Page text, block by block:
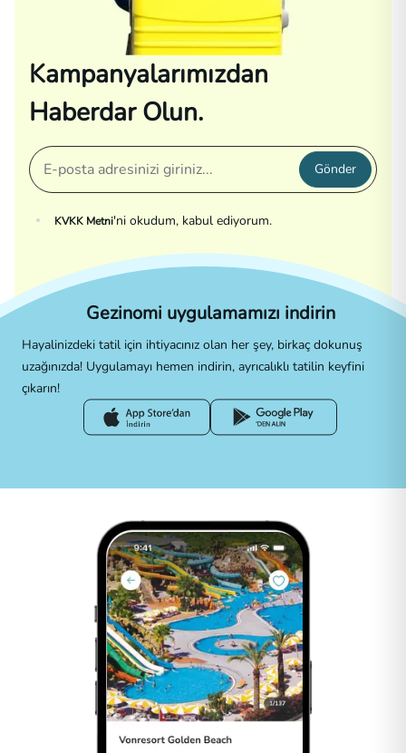
Kampanyalarımızdan
Haberdar Olun.
Gönder
KVKK Metni'ni okudum, kabul ediyorum.
Gezinomi uygulamamızı indirin
Hayalinizdeki tatil için ihtiyacınız olan her şey, birkaç dokunuş
uzağınızda! Uygulamayı hemen indirin, ayrıcalıklı tatilin keyfini
çıkarın!